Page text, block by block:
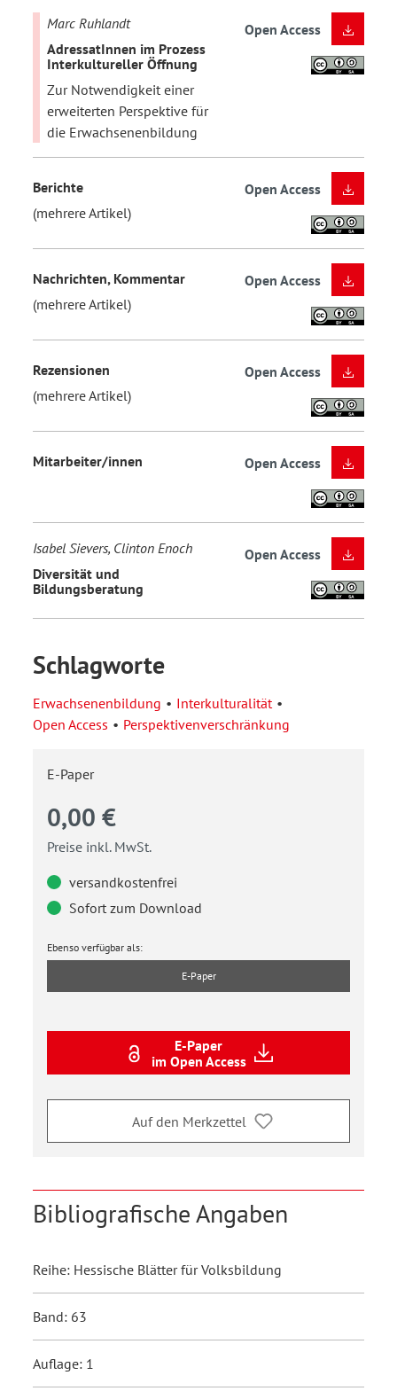
Marc Ruhlandt
AdressatInnen im Prozess
Interkultureller Öffnung
Zur Notwendigkeit einer
erweiterten Perspektive für
die Erwachsenenbildung
Open Access
Berichte
(mehrere Artikel)
Open Access
Nachrichten, Kommentar
(mehrere Artikel)
Open Access
Rezensionen
(mehrere Artikel)
Open Access
Mitarbeiter/innen Open Access
Isabel Sievers, Clinton Enoch
Diversität und
Bildungsberatung
Open Access
Schlagworte
Erwachsenenbildung
Interkulturalität
Open Access
Perspektivenverschränkung
E-Paper
0,00 €
Preise inkl. MwSt.
versandkostenfrei
Sofort zum Download
Ebenso verfügbar als:
E-Paper
E-Paper
im Open Access
Auf den Merkzettel
Bibliografische Angaben
Reihe: Hessische Blätter für Volksbildung
Band: 63
Auflage: 1